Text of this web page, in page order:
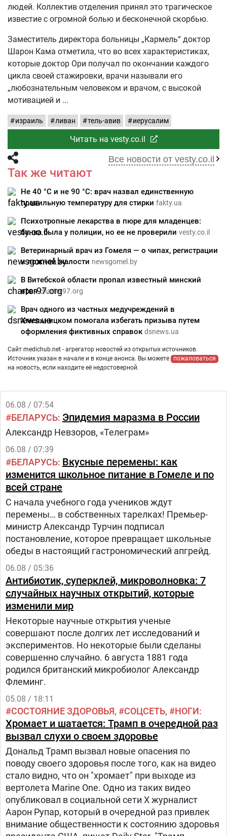
людей. Коллектив отделения принял это трагическое
известие с огромной болью и бесконечной скорбью.
Заместитель директора больницы „Кармель“ доктор
Шарон Кама отметила, что во всех характеристиках,
которые доктор Ори получал по окончании каждого
цикла своей стажировки, врачи называли его
„любознательным человеком и врачом, с высокой
мотивацией и
израиль ливан тель-авив иерусалим
Читать на vesty.co.il
Все новости от vesty.co.il
Так же читают
Не 40 °C и не 90 °C: врач назвал единственную
правильную температуру для стирки fakty.ua
Психотропные лекарства в пюре для младенцев:
банка была у полиции, но ее не проверили vesty.co.il
Ветеринарный врач из Гомеля — о чипах, регистрации
и ложной жалости newsgomel.by
В Витебской области пропал известный минский
врачcharter97.org
Врач одного из частных медучреждений в
Хмельницком помогала избегать призыва путем
оформления фиктивных справок dsnews.ua
Сайт medichub.net - агрегатор новостей из открытых источников.
Источник указан в начале и в конце анонса. Вы можете
пожаловаться
на новость, если находите её недостоверной.
06.08 / 07:54
БЕЛАРУСЬ Эпидемия маразма в России
Александр Невзоров, «Телеграм»
06.08 / 07:39
БЕЛАРУСЬ Вкусные перемены: как
изменится школьное питание в Гомеле и по
всей стране
С начала учебного года учеников ждут
перемены… в собственных тарелках! Премьер-
министр Александр Турчин подписал
постановление, которое превращает школьные
обеды в настоящий гастрономический апгрейд.
06.08 / 05:36
Антибиотик, суперклей, микроволновка: 7
случайных научных открытий, которые
изменили мир
Некоторые научные открытия ученые
совершают после долгих лет исследований и
экспериментов. Но некоторые были сделаны
совершенно случайно. 6 августа 1881 года
родился британский микробиолог Александр
Флеминг.
05.08 / 18:11
СОСТОЯНИЕ ЗДОРОВЬЯ СОЦСЕТЬ НОГИ
Хромает и шатается: Трамп в очередной раз
вызвал слухи о своем здоровье
Дональд Трамп вызвал новые опасения по
поводу своего здоровья после того, как на видео
стало видно, что он "хромает" при выходе из
вертолета Marine One. Одно из таких видео
опубликовал в социальной сети Х журналист
Аарон Рупар, который в очередной раз привлек
внимание общественности к состоянию здоровья